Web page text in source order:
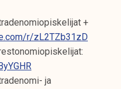
+
r/zL2TZb31zD
ja